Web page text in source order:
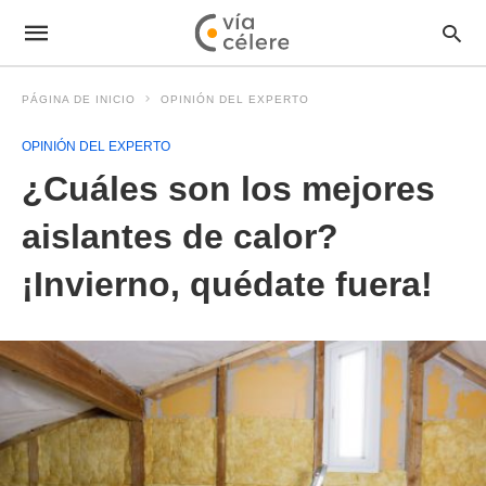
PÁGINA DE INICIO OPINIÓN DEL EXPERTO
OPINIÓN DEL EXPERTO
¿Cuáles son los mejores
aislantes de calor?
¡Invierno, quédate fuera!